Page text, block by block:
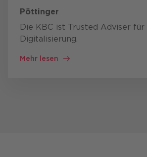
Pöttinger
Die KBC ist Trusted Adviser für
Digitalisierung.
Mehr lesen